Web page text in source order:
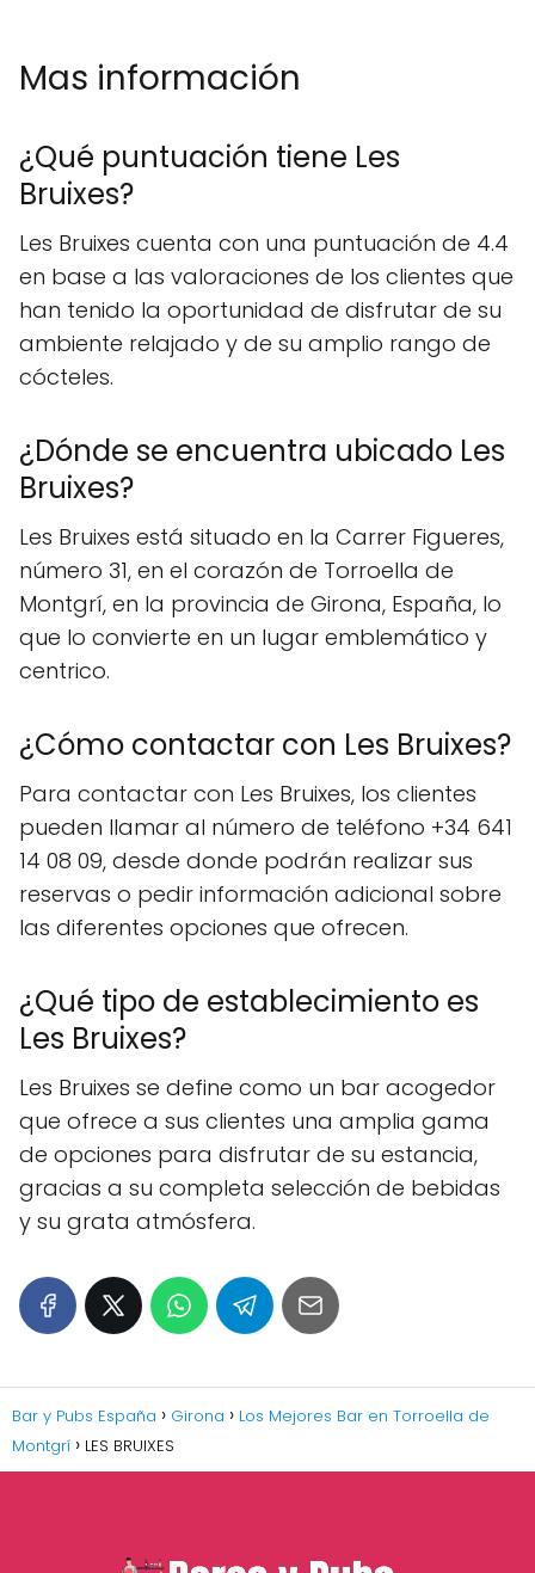
Mas información
¿Qué puntuación tiene Les
Bruixes?
Les Bruixes cuenta con una puntuación de 4.4
en base a las valoraciones de los clientes que
han tenido la oportunidad de disfrutar de su
ambiente relajado y de su amplio rango de
cócteles.
¿Dónde se encuentra ubicado Les
Bruixes?
Les Bruixes está situado en la Carrer Figueres,
número 31, en el corazón de Torroella de
Montgrí, en la provincia de Girona, España, lo
que lo convierte en un lugar emblemático y
centrico.
¿Cómo contactar con Les Bruixes?
Para contactar con Les Bruixes, los clientes
pueden llamar al número de teléfono +34 641
14 08 09, desde donde podrán realizar sus
reservas o pedir información adicional sobre
las diferentes opciones que ofrecen.
¿Qué tipo de establecimiento es
Les Bruixes?
Les Bruixes se define como un bar acogedor
que ofrece a sus clientes una amplia gama
de opciones para disfrutar de su estancia,
gracias a su completa selección de bebidas
y su grata atmósfera.
Bar y Pubs España Girona
Los Mejores Bar en Torroella de
Montgrí
LES BRUIXES